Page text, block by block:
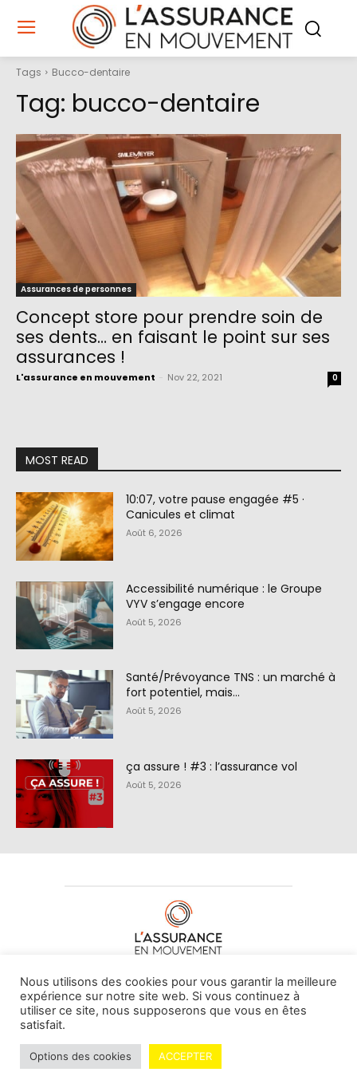
Tags Bucco-dentaire
Tag: bucco-dentaire
Assurances de personnes
Concept store pour prendre soin de
ses dents… en faisant le point sur ses
assurances !
L'assurance en mouvement Nov 22, 2021 0
MOST READ
10:07, votre pause engagée #5 ·
Canicules et climat
Août 6, 2026
Accessibilité numérique : le Groupe
VYV s’engage encore
Août 5, 2026
Santé/Prévoyance TNS : un marché à
fort potentiel, mais…
Août 5, 2026
ça assure ! #3 : l’assurance vol
Août 5, 2026
À PROPOS DE NOUS•CONTACT
© L'assurance en mouvement -By Vovoxx Média
Nous utilisons des cookies pour vous garantir la meilleure
expérience sur notre site web. Si vous continuez à
utiliser ce site, nous supposerons que vous en êtes
satisfait.
Options des cookies ACCEPTER